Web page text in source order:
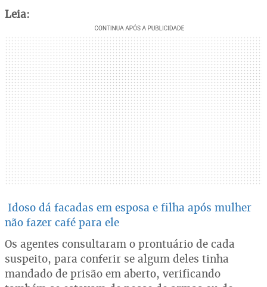
Leia:
Idoso dá facadas em esposa e filha após mulher
não fazer café para ele
Os agentes consultaram o prontuário de cada
suspeito, para conferir se algum deles tinha
mandado de prisão em aberto, verificando